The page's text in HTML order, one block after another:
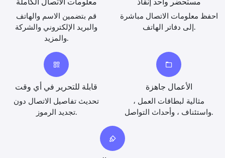
قم بتضمين الاسم والهاتف
والبريد الإلكتروني والشركة
والمزيد.
احفظ معلومات الاتصال مباشرة
إلى دفاتر الهاتف.
قابلة للتحرير في أي وقت
تحديث تفاصيل الاتصال دون
تجديد الرموز.
الأعمال جاهزة
مثالية لبطاقات العمل ،
واستئناف ، وأحداث التواصل.